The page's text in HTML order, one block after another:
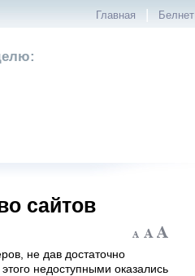
Главная | Белнет
сайтов
не дав достаточно
недоступными оказались